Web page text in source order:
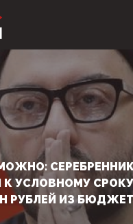
К УСЛОВНОМУ
РУБЛЕЙ ИЗ